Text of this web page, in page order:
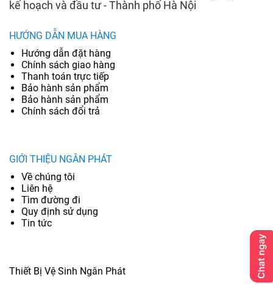
kế hoạch và đầu tư - Thành phố Hà Nội
HƯỚNG DẪN MUA HÀNG
Hướng dẫn đặt hàng
Chính sách giao hàng
Thanh toán trực tiếp
Bảo hành sản phẩm
Bảo hành sản phẩm
Chính sách đổi trả
GIỚI THIỆU NGÂN PHÁT
Về chúng tôi
Liên hệ
Tìm đường đi
Quy định sử dụng
Tin tức
Thiết Bị Vệ Sinh Ngân Phát